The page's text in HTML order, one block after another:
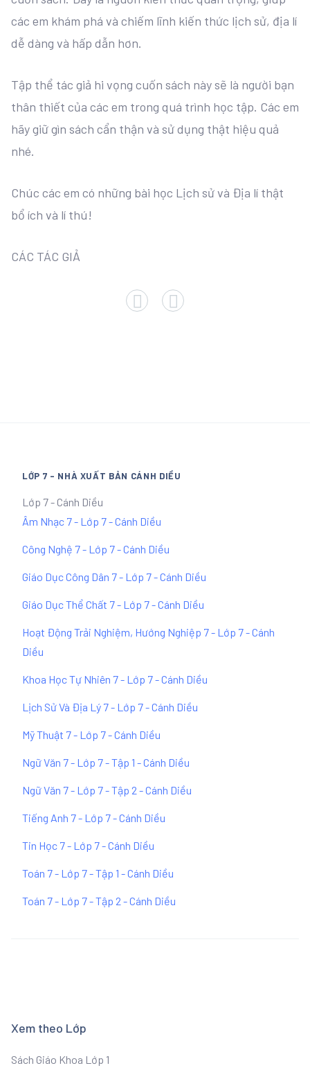
các em khám phá và chiếm lĩnh kiến thức lịch sử, địa lí
dễ dàng và hấp dẫn hơn.
Tập thể tác giả hi vọng cuốn sách này sẽ là người bạn
thân thiết của các em trong quá trình học tập. Các em
hãy giữ gìn sách cẩn thận và sử dụng thật hiệu quả
nhé.
Chúc các em có những bài học Lịch sử và Địa lí thật
bổ ích và lí thú!
CÁC TÁC GIẢ
LỚP 7 - NHÀ XUẤT BẢN CÁNH DIỀU
Lớp 7 - Cánh Diều
Âm Nhạc 7 - Lớp 7 - Cánh Diều
Công Nghệ 7 - Lớp 7 - Cánh Diều
Giáo Dục Công Dân 7 - Lớp 7 - Cánh Diều
Giáo Dục Thể Chất 7 - Lớp 7 - Cánh Diều
Hoạt Động Trải Nghiệm, Hướng Nghiệp 7 - Lớp 7 - Cánh
Diều
Khoa Học Tự Nhiên 7 - Lớp 7 - Cánh Diều
Lịch Sử Và Địa Lý 7 - Lớp 7 - Cánh Diều
Mỹ Thuật 7 - Lớp 7 - Cánh Diều
Ngữ Văn 7 - Lớp 7 - Tập 1 - Cánh Diều
Ngữ Văn 7 - Lớp 7 - Tập 2 - Cánh Diều
Tiếng Anh 7 - Lớp 7 - Cánh Diều
Tin Học 7 - Lớp 7 - Cánh Diều
Toán 7 - Lớp 7 - Tập 1 - Cánh Diều
Toán 7 - Lớp 7 - Tập 2 - Cánh Diều
Xem theo Lớp
Sách Giáo Khoa Lớp 1